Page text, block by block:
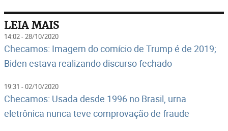
LEIA MAIS
14:02 - 28/10/2020
Checamos: Imagem do comício de Trump é de 2019;
Biden estava realizando discurso fechado
19:31 - 02/10/2020
Checamos: Usada desde 1996 no Brasil, urna
eletrônica nunca teve comprovação de fraude